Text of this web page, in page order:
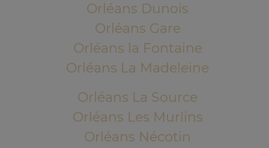
Orléans Dunois
Orléans Gare
Orléans la Fontaine
Orléans La Madeleine
Orléans La Source
Orléans Les Murlins
Orléans Nécotin